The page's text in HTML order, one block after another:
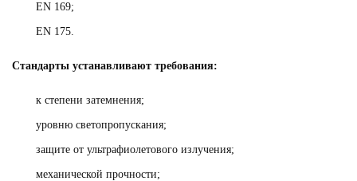
EN 169;
EN 175.
Стандарты устанавливают требования:
к степени затемнения;
уровню светопропускания;
защите от ультрафиолетового излучения;
механической прочности;